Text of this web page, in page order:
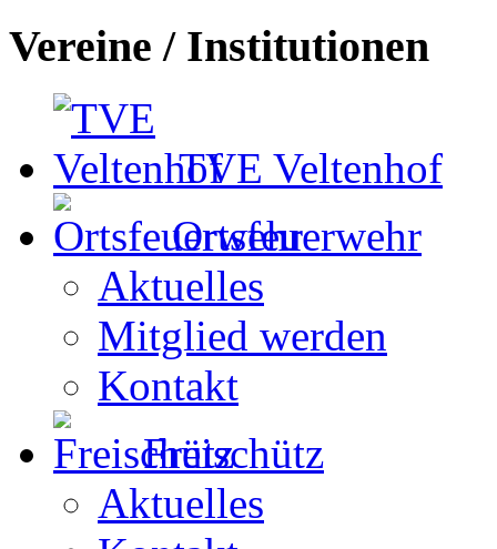
Vereine / Institutionen
TVE Veltenhof
Ortsfeuerwehr
Aktuelles
Mitglied werden
Kontakt
Freischütz
Aktuelles